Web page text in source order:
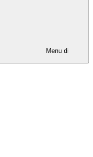
Menu di